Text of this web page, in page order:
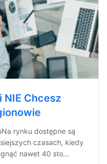
NIE Chcesz
rynku dostępne są
czasach, kiedy
nawet 40 sto...